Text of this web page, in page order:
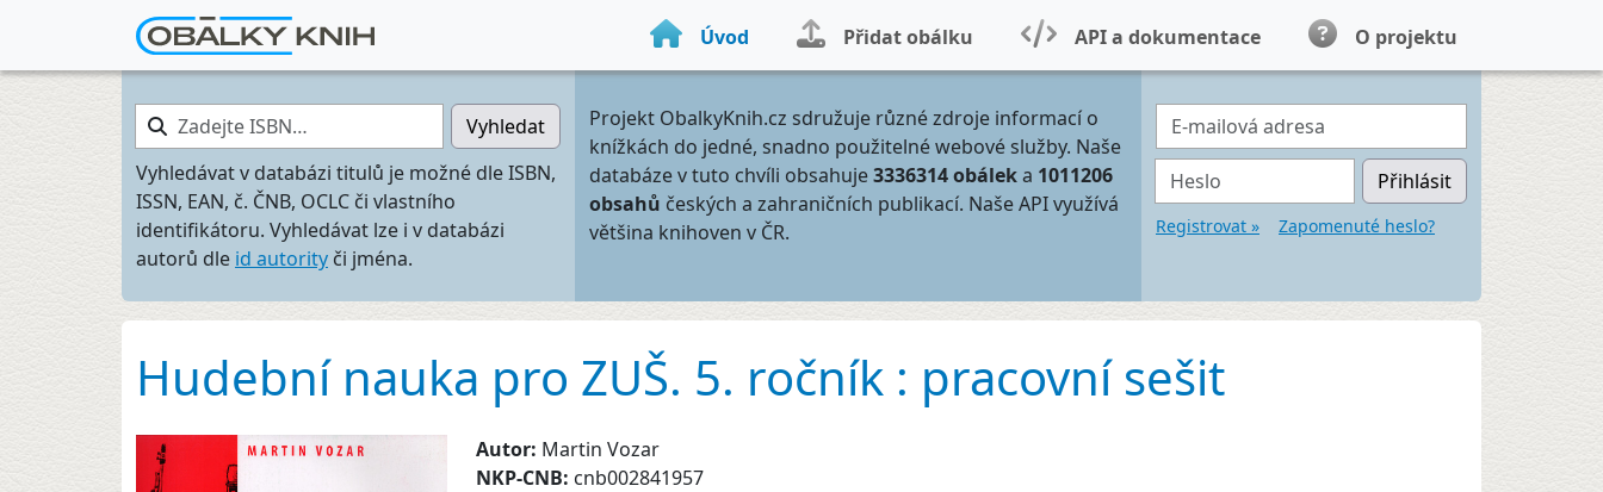
Úvod Přidat obálku API a dokumentace O projektu
Zadejte ISBN…
Vyhledat
Vyhledávat v databázi titulů je možné dle ISBN,
ISSN, EAN, č. ČNB, OCLC či vlastního
identifikátoru. Vyhledávat lze i v databázi
autorů dle id autority či jména.
Projekt ObalkyKnih.cz sdružuje různé zdroje informací o
knížkách do jedné, snadno použitelné webové služby. Naše
databáze v tuto chvíli obsahuje3336314 obáleka 1011206
obsahů českých a zahraničních publikací. Naše API využívá
většina knihoven v ČR.
E-mailová adresa
Heslo Přihlásit
Registrovat » Zapomenuté heslo?
Hudební nauka pro ZUŠ. 5. ročník : pracovní sešit
Autor: Martin Vozar
NKP-CNB: cnb002841957